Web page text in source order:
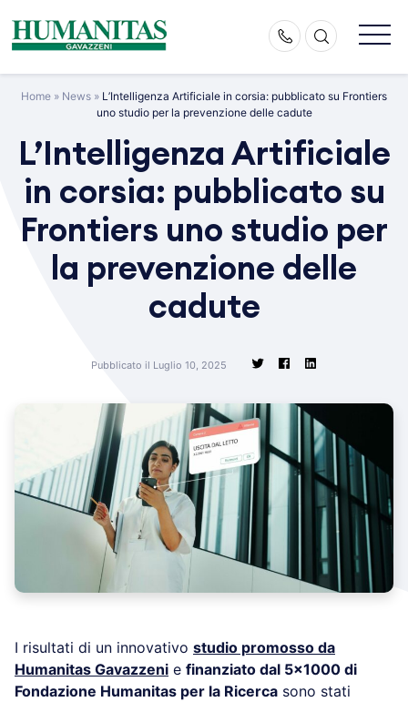
content
Home » News » L’Intelligenza Artificiale in corsia: pubblicato su Frontiers
uno studio per la prevenzione delle cadute
L’Intelligenza Artificiale
in corsia: pubblicato su
Frontiers uno studio per
la prevenzione delle
cadute
Pubblicato il Luglio 10, 2025
I risultati di un innovativo studio promosso da
Humanitas Gavazzeni e finanziato dal 5×1000 di
Fondazione Humanitas per la Ricerca sono stati